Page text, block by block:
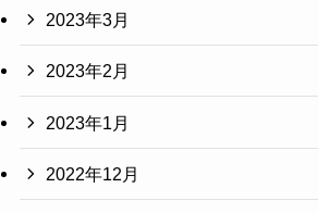
2023年3月
2023年2月
2023年1月
2022年12月